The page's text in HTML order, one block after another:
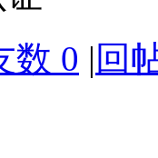
数 0 | 回